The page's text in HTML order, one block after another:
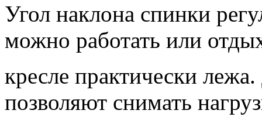
Угол наклона спинки
можно работать или
кресле практически
позволяют снимать